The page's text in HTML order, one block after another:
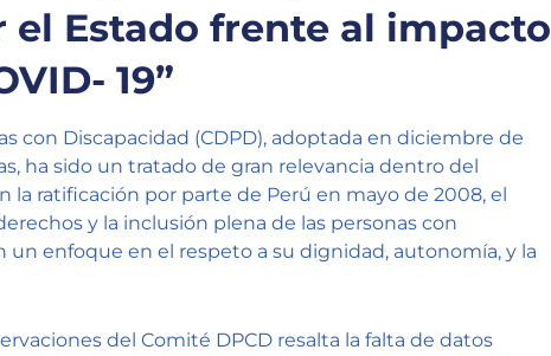
Estado frente al impacto
19”
con Discapacidad (CDPD), adoptada en diciembre de
ha sido un tratado de gran relevancia dentro del
ratificación por parte de Perú en mayo de 2008, el
y la inclusión plena de las personas con
enfoque en el respeto a su dignidad, autonomía, y la
del Comité DPCD resalta la falta de datos